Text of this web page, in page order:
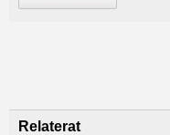
Relaterat